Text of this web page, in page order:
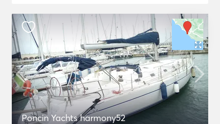
Poncin Yachts harmony52